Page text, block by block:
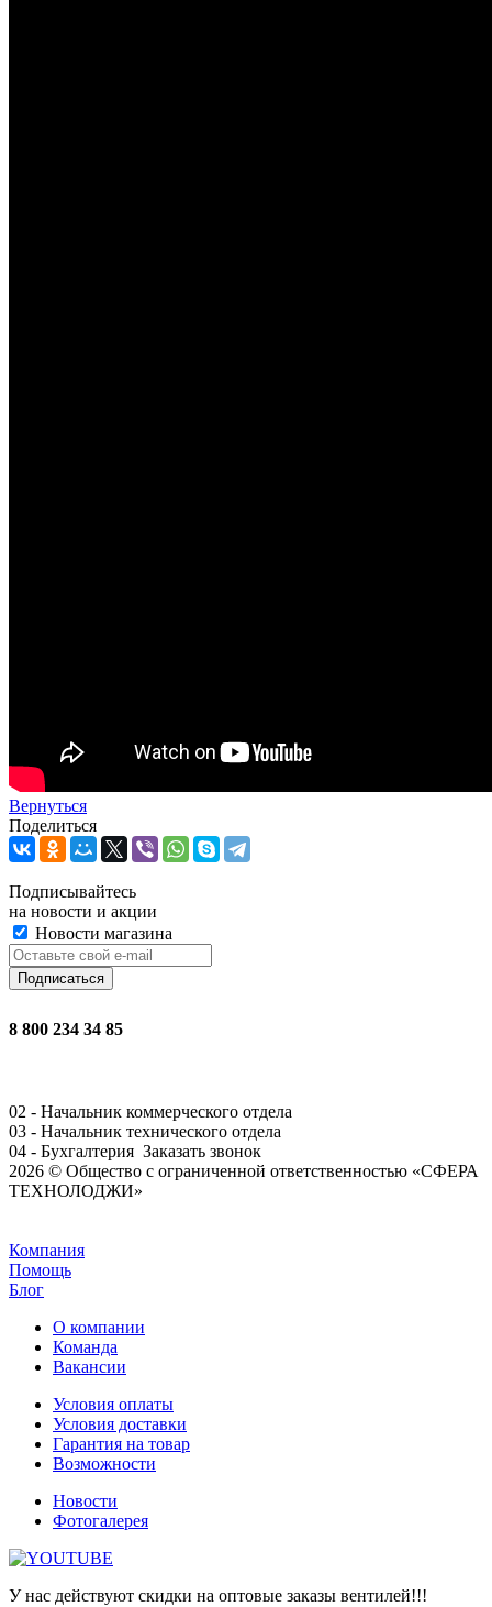
Вернуться
Поделиться
Подписывайтесь
на новости и акции
Новости магазина
8 800 234 34 85
02 - Начальник коммерческого отдела
03 - Начальник технического отдела
04 - Бухгалтерия Заказать звонок
2026 © Общество с ограниченной ответственностью «СФЕРА
ТЕХНОЛОДЖИ»
Компания
Помощь
Блог
О компании
Команда
Вакансии
Условия оплаты
Условия доставки
Гарантия на товар
Возможности
Новости
Фотогалерея
У нас действуют скидки на оптовые заказы вентилей!!!